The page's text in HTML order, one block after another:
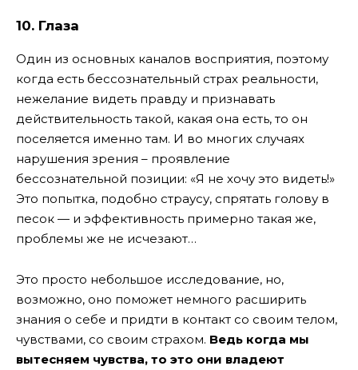
10. Глаза
Один из основных каналов восприятия, поэтому
когда есть бессознательный страх реальности,
нежелание видеть правду и признавать
действительность такой, какая она есть, то он
поселяется именно там. И во многих случаях
нарушения зрения – проявление
бессознательной позиции: «Я не хочу это видеть!»
Это попытка, подобно страусу, спрятать голову в
песок — и эффективность примерно такая же,
проблемы же не исчезают…
Это просто небольшое исследование, но,
возможно, оно поможет немного расширить
знания о себе и придти в контакт со своим телом,
чувствами, со своим страхом. Ведь когда мы
вытесняем чувства, то это они владеют